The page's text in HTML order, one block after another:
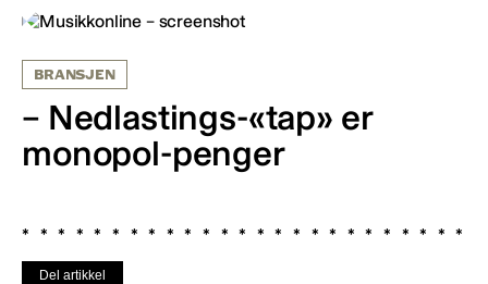
BRANSJEN
– Nedlastings-«tap» er
monopol-penger
Del artikkel